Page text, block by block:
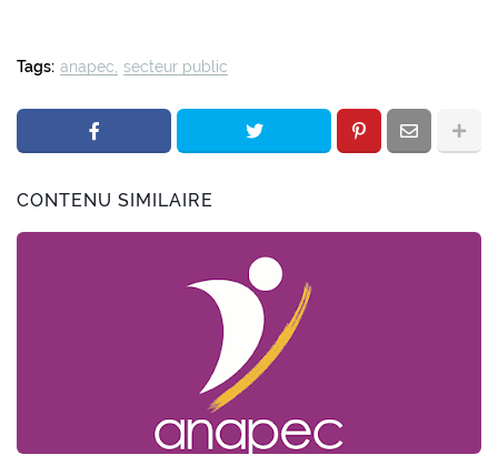
Tags: anapec secteur public
CONTENU SIMILAIRE